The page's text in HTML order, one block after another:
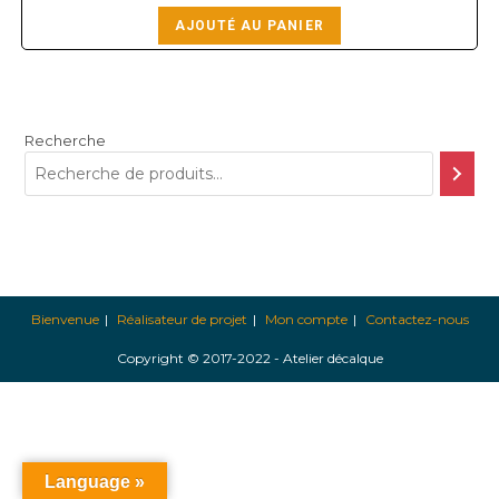
AJOUTÉ AU PANIER
Recherche
Bienvenue Réalisateur de projet Mon compte Contactez-nous
Copyright © 2017-2022 - Atelier décalque
Language »